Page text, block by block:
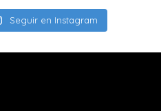
para recibir la
dejará una tarjeta
Seguir en Instagram